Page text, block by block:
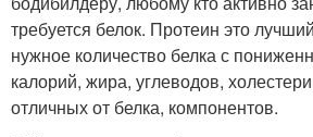
требуется белок. Протеин это
нужное количество белка с
калорий, жира, углеводов,
отличных от белка, компонентов.